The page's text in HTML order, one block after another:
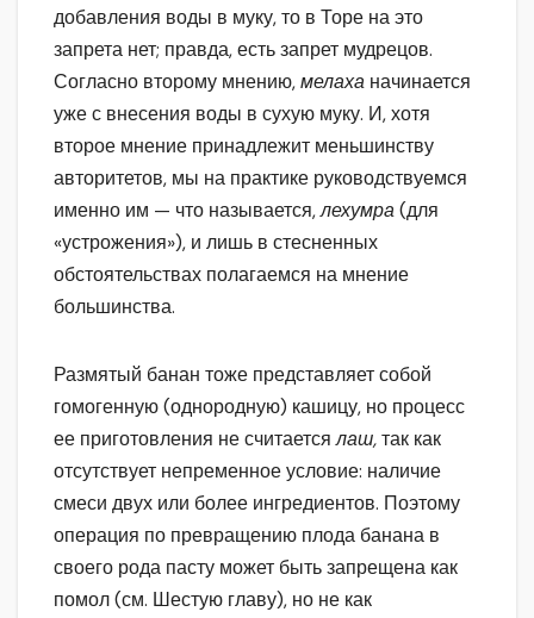
добавления воды в муку, то в Торе на это
запрета нет; правда, есть запрет мудрецов.
Согласно второму мнению,мелаха начинается
уже с внесения воды в сухую муку. И, хотя
второе мнение принадлежит меньшинству
авторитетов, мы на практике руководствуемся
именно им — что называется,лехумра(для
«устрожения»), и лишь в стесненных
обстоятельствах полагаемся на мнение
большинства.
Размятый банан тоже представляет собой
гомогенную (однородную) кашицу, но процесс
ее приготовления не считаетсялаш,так как
отсутствует непременное условие: наличие
смеси двух или более ингредиентов. Поэтому
операция по превращению плода банана в
своего рода пасту может быть запрещена как
помол (см. Шестую главу), но не как